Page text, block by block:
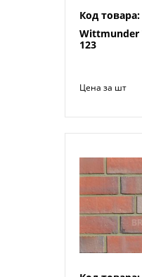
Код товара:
Wittmunder
123
Цена за шт